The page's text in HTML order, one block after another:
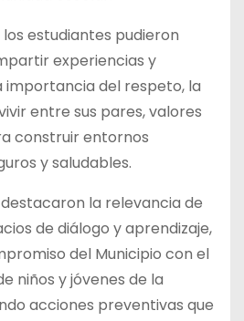
estudiantes pudieron
experiencias y
importancia del respeto, la
entre sus pares, valores
construir entornos
y saludables.
la relevancia de
de diálogo y aprendizaje,
del Municipio con el
niños y jóvenes de la
acciones preventivas que